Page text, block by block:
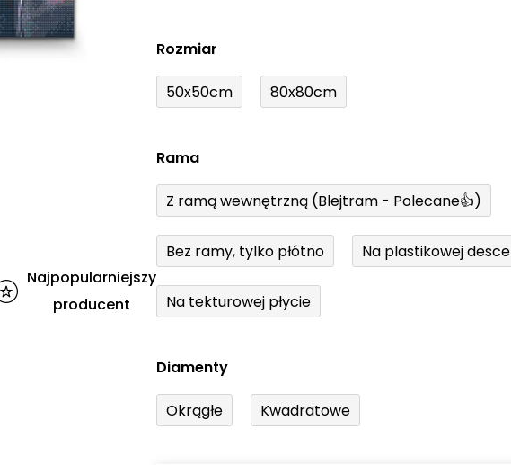
Rozmiar
50x50cm 80x80cm
Rama
Z ramą wewnętrzną (Blejtram - Polecane👍)
Bez ramy, tylko płótno Na plastikowej desce
Na tekturowej płycie
Diamenty
Okrągłe Kwadratowe
Najpopularniejszy
producent